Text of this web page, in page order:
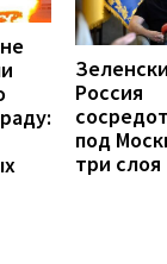
Россия
под
три